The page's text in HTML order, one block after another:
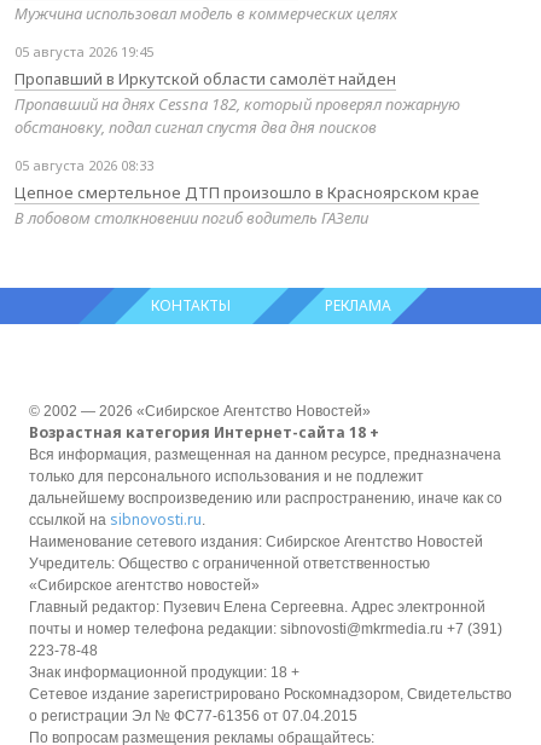
Мужчина использовал модель в коммерческих целях
05 августа 2026 19:45
Пропавший в Иркутской области самолёт найден
Пропавший на днях Cessna 182, который проверял пожарную
обстановку, подал сигнал спустя два дня поисков
05 августа 2026 08:33
Цепное смертельное ДТП произошло в Красноярском крае
В лобовом столкновении погиб водитель ГАЗели
КОНТАКТЫ РЕКЛАМА
© 2002 — 2026 «Сибирское Агентство Новостей»
Возрастная категория Интернет-сайта 18 +
Вся информация, размещенная на данном ресурсе, предназначена
только для персонального использования и не подлежит
дальнейшему воспроизведению или распространению, иначе как со
ссылкой на sibnovosti.ru.
Наименование сетевого издания: Сибирское Агентство Новостей
Учредитель: Общество с ограниченной ответственностью
«Сибирское агентство новостей»
Главный редактор: Пузевич Елена Сергеевна. Адрес электронной
почты и номер телефона редакции: sibnovosti@mkrmedia.ru +7 (391)
223-78-48
Знак информационной продукции: 18 +
Сетевое издание зарегистрировано Роскомнадзором, Свидетельство
о регистрации Эл № ФС77-61356 от 07.04.2015
По вопросам размещения рекламы обращайтесь: